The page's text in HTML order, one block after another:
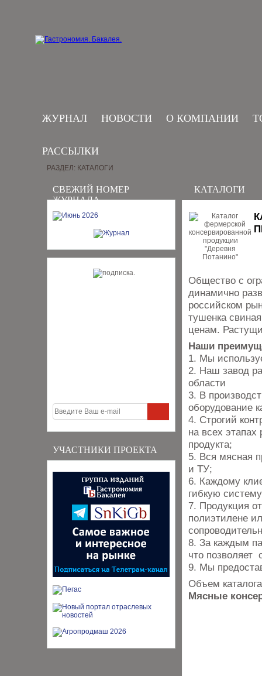
ЖУРНАЛ НОВОСТИ О КОМПАНИИ
РАССЫЛКИ
СВЕЖИЙ НОМЕР
ЖУРНАЛА
УЧАСТНИКИ ПРОЕКТА
РАЗДЕЛ: КАТАЛОГИ
КАТАЛОГИ
Общество с
динамично
российском
тушенка
ценам.
Наши
1. Мы
2. Наш завод
области
3. В
оборудование
4. Строгий
на всех этапах
продукта;
5. Вся мясная
и ТУ;
6. Каждому
гибкую
7. Продукция
полиэтилене
8. За каждым
что
9. Мы
Объем
Мясные